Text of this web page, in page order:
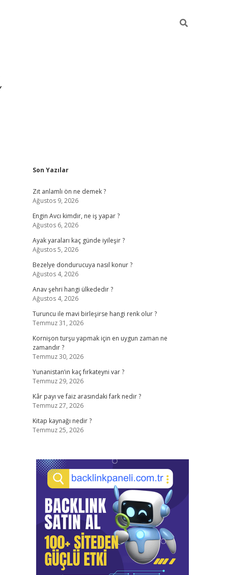
Sidebar
Son Yazılar
Zıt anlamlı ön ne demek ?
Ağustos 9, 2026
Engin Avcı kimdir, ne iş yapar ?
Ağustos 6, 2026
Ayak yaraları kaç günde iyileşir ?
Ağustos 5, 2026
Bezelye dondurucuya nasıl konur ?
Ağustos 4, 2026
Anav şehri hangi ülkededir ?
Ağustos 4, 2026
Turuncu ile mavi birleşirse hangi renk olur ?
Temmuz 31, 2026
Kornişon turşu yapmak için en uygun zaman ne
zamandır ?
Temmuz 30, 2026
Yunanistan’ın kaç fırkateyni var ?
Temmuz 29, 2026
Kâr payı ve faiz arasındaki fark nedir ?
Temmuz 27, 2026
Kitap kaynağı nedir ?
Temmuz 25, 2026